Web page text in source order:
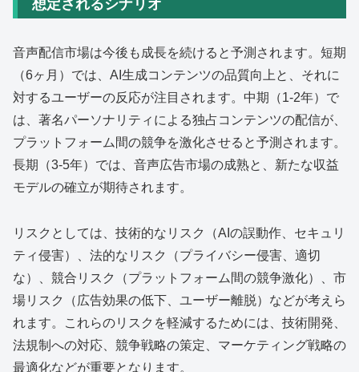
想定されるシナリオ
音声配信市場は今後も成長を続けると予測されます。短期
（6ヶ月）では、AI生成コンテンツの品質向上と、それに
対するユーザーの反応が注目されます。中期（1-2年）で
は、著名パーソナリティによる独占コンテンツの配信が、
プラットフォーム間の競争を激化させると予測されます。
長期（3-5年）では、音声広告市場の成熟と、新たな収益
モデルの確立が期待されます。
リスクとしては、技術的なリスク（AIの誤動作、セキュリ
ティ侵害）、法的なリスク（プライバシー侵害、適切
な）、競合リスク（プラットフォーム間の競争激化）、市
場リスク（広告効果の低下、ユーザー離脱）などが考えら
れます。これらのリスクを軽減するためには、技術開発、
法規制への対応、競争戦略の策定、マーケティング戦略の
最適化などが重要となります。